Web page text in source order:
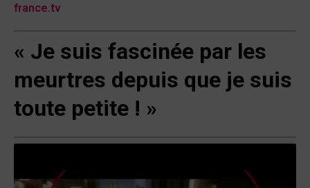
france.tv
« Je suis fascinée par les
meurtres depuis que je suis
toute petite ! »